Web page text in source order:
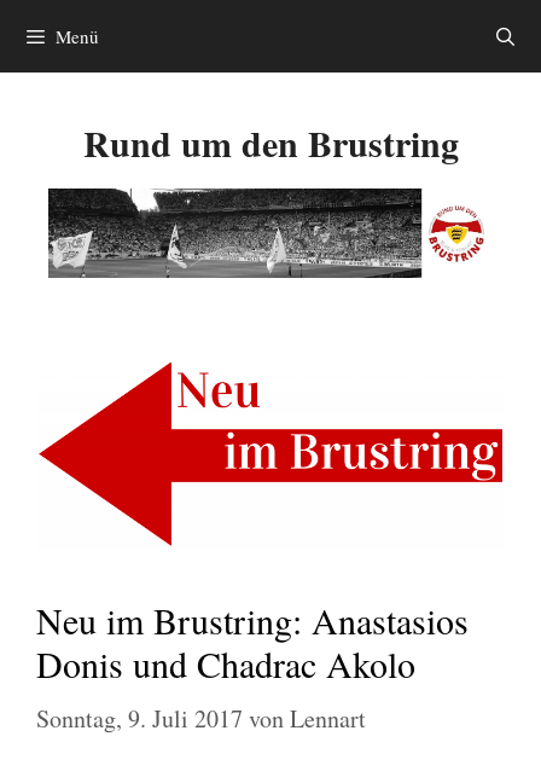
Inhalt
springen
Menü
Rund um den Brustring
Neu im Brustring: Anastasios
Donis und Chadrac Akolo
Sonntag, 9. Juli 2017 vonLennart